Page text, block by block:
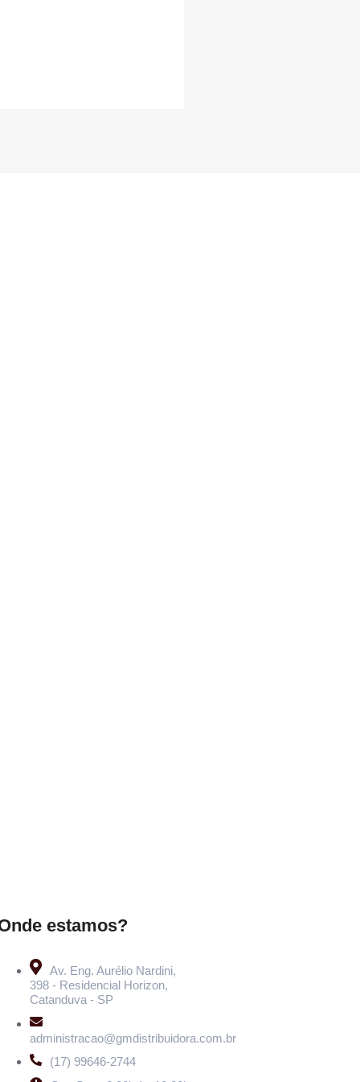
estamos?
Av. Eng. Aurélio Nardini,
398 - Residencial Horizon,
Catanduva - SP
administracao@gmdistribuidora.com.br
(17) 99646-2744